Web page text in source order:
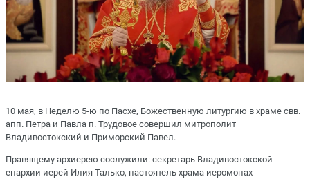
10 мая, в Неделю 5-ю по Пасхе, Божественную литургию в храме свв.
апп. Петра и Павла п. Трудовое совершил митрополит
Владивостокский и Приморский Павел.
Правящему архиерею сослужили: секретарь Владивостокской
епархии иерей Илия Талько, настоятель храма иеромонах